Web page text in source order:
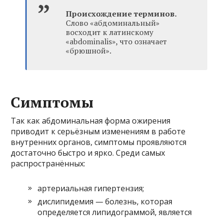
Происхождение терминов.
Слово «абдоминальный»
восходит к латинскому
«abdominalis», что означает
«брюшной».
Симптомы
Так как абдоминальная форма ожирения
приводит к серьёзным изменениям в работе
внутренних органов, симптомы проявляются
достаточно быстро и ярко. Среди самых
распространённых:
артериальная гипертензия;
дислипидемия — болезнь, которая
определяется липидограммой, является